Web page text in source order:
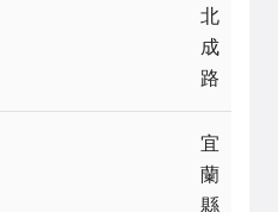
北
成
路
宜
蘭
縣